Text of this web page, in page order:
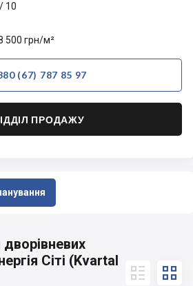
/ 10
500 грн/м²
(67) 787 85 97
ПРОДАЖУ
дворівневих
Сіті (Kvartal
 